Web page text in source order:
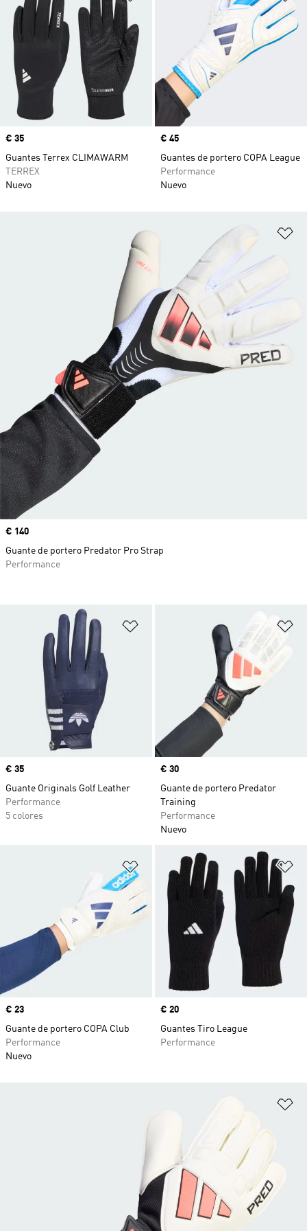
Precio
€ 35
Guantes Terrex CLIMAWARM
TERREX
Nuevo
Precio
€ 45
Guantes de portero COPA League
Performance
Nuevo
Añadir a la lista de deseos
Precio
€ 35
Guante Originals Golf Leather
Performance
5 colores
Precio
€ 30
Guante de portero Predator
Training
Performance
Nuevo
Añadir a la lista de deseos
Precio
€ 23
Guante de portero COPA Club
Performance
Nuevo
Precio
€ 20
Guantes Tiro League
Performance
Precio
€ 140
Guante de portero Predator Pro Strap
Performance